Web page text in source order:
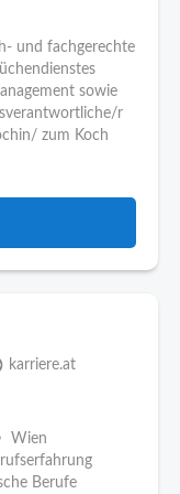
und fachgerechte
sowie
r
zum Koch
karriere.at
Wien
Berufe